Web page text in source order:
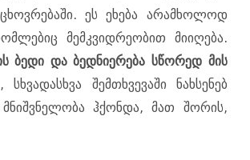
ეს ეხება არამხოლოდ
მემკვიდრეობით მიიღება.
ბედი და ბედნიერება სწორედ მის
სხვადასხვა შემთხვევაში ნახსენებ
ჰქონდა, მათ შორის,